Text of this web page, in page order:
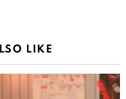
LIKE